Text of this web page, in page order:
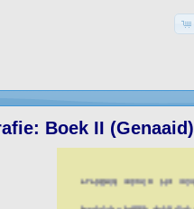
Boek II (Genaaid)